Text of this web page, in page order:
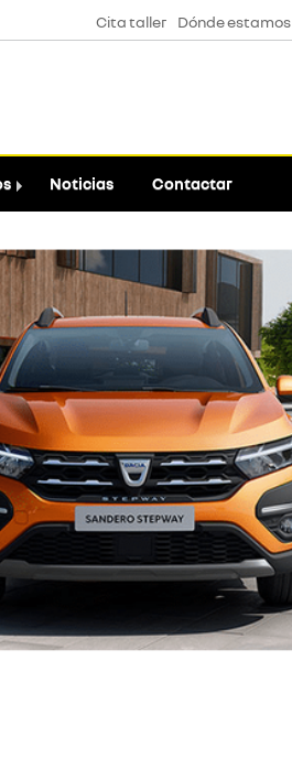
Cita taller Dónde estamos
Noticias Contactar